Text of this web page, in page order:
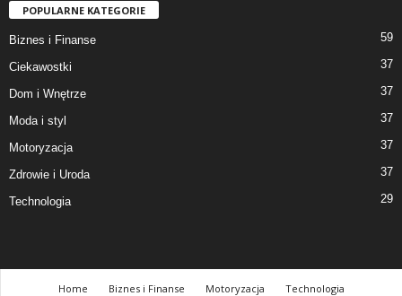
POPULARNE KATEGORIE
Biznes i Finanse 59
Ciekawostki 37
Dom i Wnętrze 37
Moda i styl 37
Motoryzacja 37
Zdrowie i Uroda 37
Technologia 29
Home Biznes i Finanse Motoryzacja Technologia